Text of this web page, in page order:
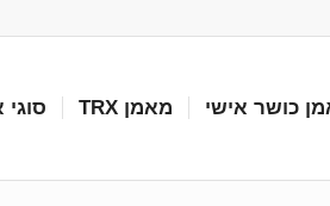
כושר אישי מאמן TRX סוגי